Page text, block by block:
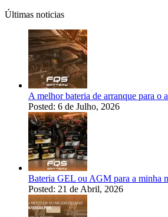
Últimas noticias
A melhor bateria de arranque para o
Posted: 6 de Julho, 2026
Bateria GEL ou AGM para a minha
Posted: 21 de Abril, 2026